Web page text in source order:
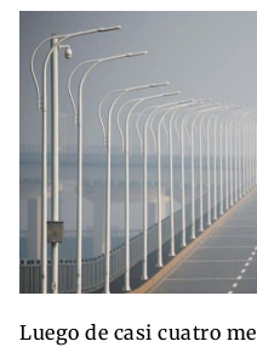
Luego de casi cuatro